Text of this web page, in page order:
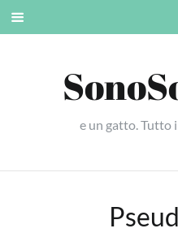
Skip
e un gatto. Tutto